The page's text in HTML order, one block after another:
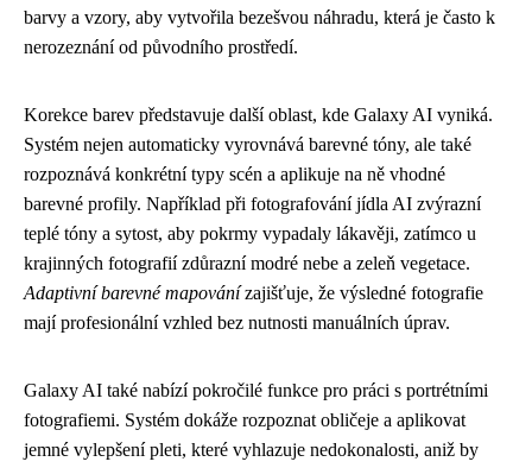
barvy a vzory, aby vytvořila bezešvou náhradu, která je často k
nerozeznání od původního prostředí.
Korekce barev představuje další oblast, kde Galaxy AI vyniká.
Systém nejen automaticky vyrovnává barevné tóny, ale také
rozpoznává konkrétní typy scén a aplikuje na ně vhodné
barevné profily. Například při fotografování jídla AI zvýrazní
teplé tóny a sytost, aby pokrmy vypadaly lákavěji, zatímco u
krajinných fotografií zdůrazní modré nebe a zeleň vegetace.
Adaptivní barevné mapovánízajišťuje, že výsledné fotografie
mají profesionální vzhled bez nutnosti manuálních úprav.
Galaxy AI také nabízí pokročilé funkce pro práci s portrétními
fotografiemi. Systém dokáže rozpoznat obličeje a aplikovat
jemné vylepšení pleti, které vyhlazuje nedokonalosti, aniž by